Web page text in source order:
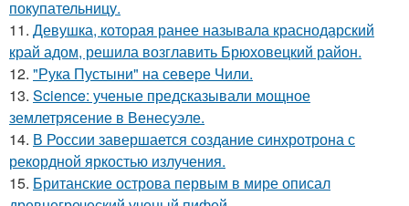
покупательницу.
11. Девушка, которая ранее называла краснодарский
край адом, решила возглавить Брюховецкий район.
12. "Рука Пустыни" на севере Чили.
13. Science: ученые предсказывали мощное
землетрясение в Венесуэле.
14. В России завершается создание синхротрона с
рекордной яркостью излучения.
15. Британские острова первым в мире описал